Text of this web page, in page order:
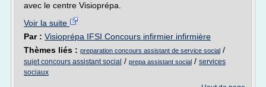
avec le centre Visioprépa.
Voir la suite
Par : Visioprépa IFSI Concours infirmier infirmière
Thèmes liés : preparation concours assistant de service social /
sujet concours assistant social / prepa assistant social / services
sociaux